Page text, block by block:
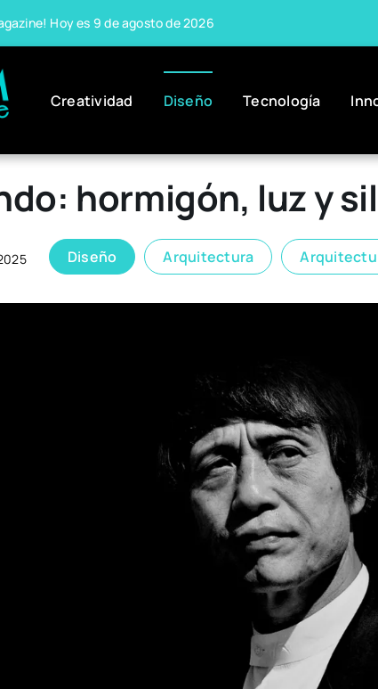
Hoy es 9 de agosto de 2026
Creatividad Diseño Tecnología
hormigón, luz y
Diseño Arquitectura